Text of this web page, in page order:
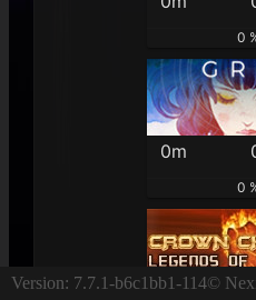
0
0m
0
Version: 7.7.1-b6c1bb1-114©